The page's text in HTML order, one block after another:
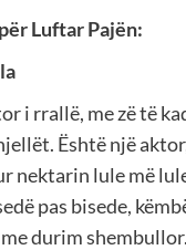
Luftar Pajën:
i rrallë, me zë të
Është një
nektarin lule më
pas bisede,
durim